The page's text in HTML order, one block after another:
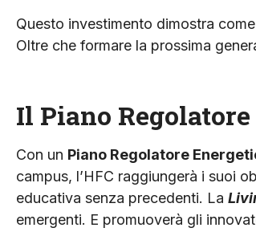
Questo investimento dimostra
Oltre che formare la prossima
Il Piano
Con un Piano Regolatore
campus, l’HFC raggiungerà i suoi
educativa senza precedenti. La
emergenti. E promuoverà gli